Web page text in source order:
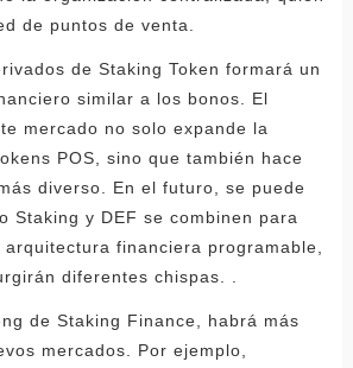
de puntos de venta.
de Staking Token formará un
similar a los bonos. El
mercado no solo expande la
POS, sino que también hace
diverso. En el futuro, se puede
Staking y DEF se combinen para
financiera programable,
diferentes chispas. .
de Staking Finance, habrá más
mercados. Por ejemplo,